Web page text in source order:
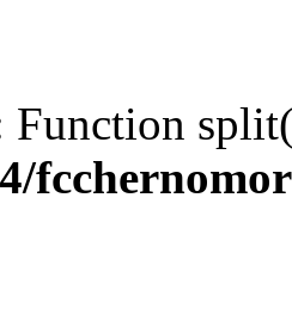
Function